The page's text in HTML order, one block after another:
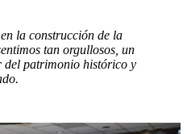
la construcción de la
tan orgullosos, un
del patrimonio histórico y